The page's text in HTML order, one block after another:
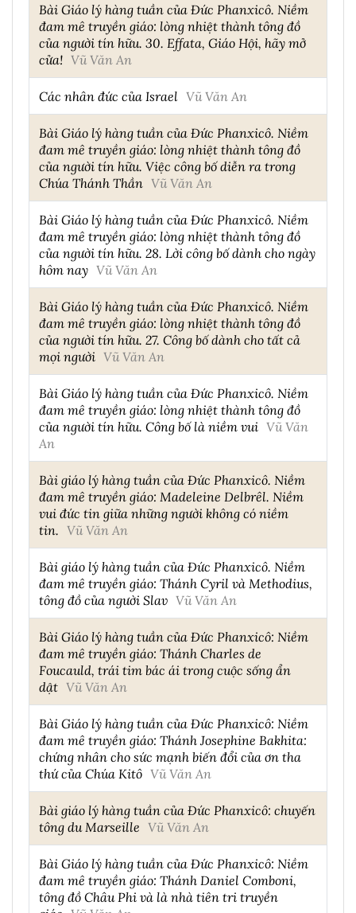
Bài Giáo lý hàng tuần của Đức Phanxicô. Niềm
đam mê truyền giáo: lòng nhiệt thành tông đồ
của người tín hữu. 30. Effata, Giáo Hội, hãy mở
cửa! Vũ Văn An
Các nhân đức của Israel Vũ Văn An
Bài Giáo lý hàng tuần của Đức Phanxicô. Niềm
đam mê truyền giáo: lòng nhiệt thành tông đồ
của người tín hữu. Việc công bố diễn ra trong
Chúa Thánh Thần Vũ Văn An
Bài Giáo lý hàng tuần của Đức Phanxicô. Niềm
đam mê truyền giáo: lòng nhiệt thành tông đồ
của người tín hữu. 28. Lời công bố dành cho ngày
hôm nay Vũ Văn An
Bài Giáo lý hàng tuần của Đức Phanxicô. Niềm
đam mê truyền giáo: lòng nhiệt thành tông đồ
của người tín hữu. 27. Công bố dành cho tất cả
mọi người Vũ Văn An
Bài Giáo lý hàng tuần của Đức Phanxicô. Niềm
đam mê truyền giáo: lòng nhiệt thành tông đồ
của người tín hữu. Công bố là niềm vui Vũ Văn
An
Bài giáo lý hàng tuần của Đức Phanxicô. Niềm
đam mê truyền giáo: Madeleine Delbrêl. Niềm
vui đức tin giữa những người không có niềm
tin. Vũ Văn An
Bài giáo lý hàng tuần của Đức Phanxicô. Niềm
đam mê truyền giáo: Thánh Cyril và Methodius,
tông đồ của người Slav Vũ Văn An
Bài Giáo lý hàng tuần của Đức Phanxicô: Niềm
đam mê truyền giáo: Thánh Charles de
Foucauld, trái tim bác ái trong cuộc sống ẩn
dật Vũ Văn An
Bài Giáo lý hàng tuần của Đức Phanxicô: Niềm
đam mê truyền giáo: Thánh Josephine Bakhita:
chứng nhân cho sức mạnh biến đổi của ơn tha
thứ của Chúa Kitô Vũ Văn An
Bài giáo lý hàng tuần của Đức Phanxicô: chuyến
tông du Marseille Vũ Văn An
Bài Giáo lý hàng tuần của Đức Phanxicô: Niềm
đam mê truyền giáo: Thánh Daniel Comboni,
tông đồ Châu Phi và là nhà tiên tri truyền